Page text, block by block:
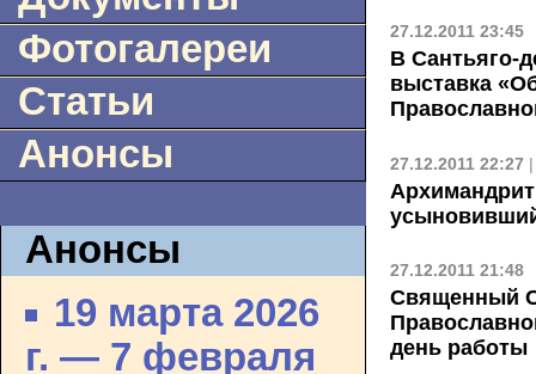
Фотогалереи
Статьи
Анонсы
Анонсы
19 марта 2026
г. — 7 февраля
27.12.2011 23:45
В Сантьяго-
выставка
27.12.2011 22:27
27.12.2011 21:48
Священный
день работы